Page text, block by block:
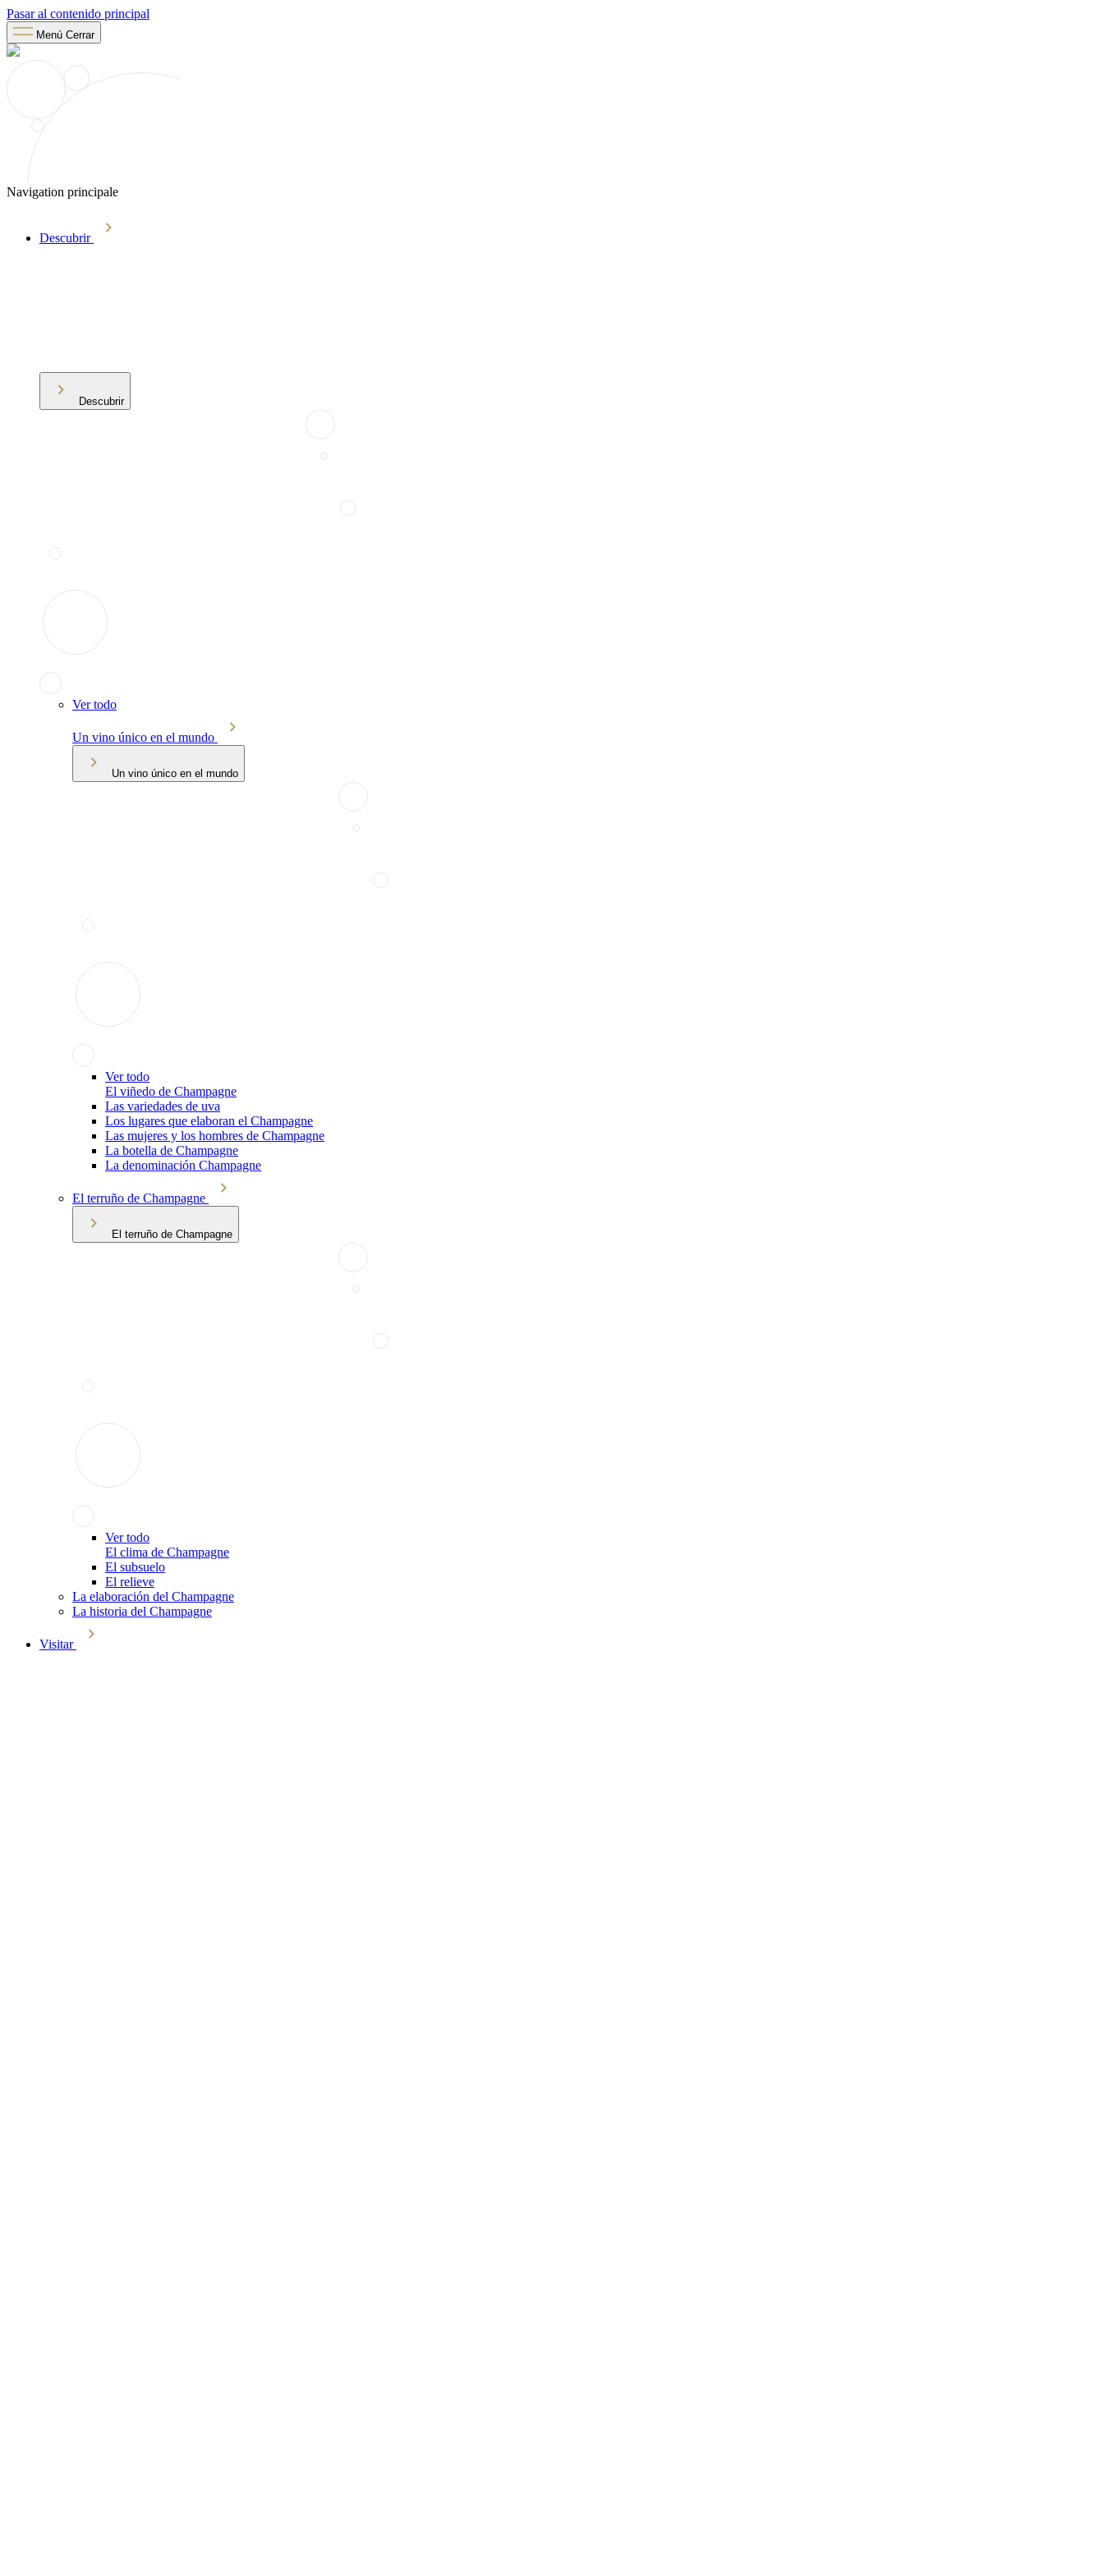
Pasar al contenido principal
Menú Cerrar
Navigation principale
Descubrir
Descubrir
Ver todo
Un vino único en el mundo
Un vino único en el mundo
Ver todo
El viñedo de Champagne
Las variedades de uva
Los lugares que elaboran el Champagne
Las mujeres y los hombres de Champagne
La botella de Champagne
La denominación Champagne
El terruño de Champagne
El terruño de Champagne
Ver todo
El clima de Champagne
El subsuelo
El relieve
La elaboración del Champagne
La historia del Champagne
Visitar